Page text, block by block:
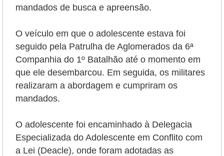
mandados de busca e apreensão.
O veículo em que o adolescente estava foi
seguido pela Patrulha de Aglomerados da 6ª
Companhia do 1º Batalhão até o momento em
que ele desembarcou. Em seguida, os militares
realizaram a abordagem e cumpriram os
mandados.
O adolescente foi encaminhado à Delegacia
Especializada do Adolescente em Conflito com
a Lei (Deacle), onde foram adotadas as